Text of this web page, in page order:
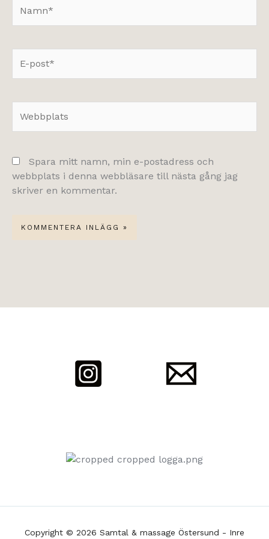
post*
Spara mitt namn, min e-postadress och
webbplats i denna webbläsare till nästa gång jag
skriver en kommentar.
Copyright © 2026 Samtal & massage Östersund - Inre